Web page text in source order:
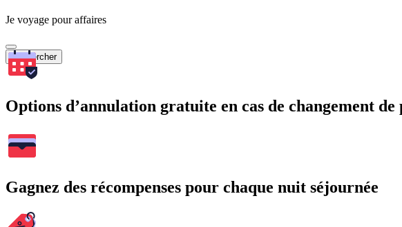
Je voyage pour affaires
Rechercher
Options d’annulation gratuite en cas de changement
Gagnez des récompenses pour chaque nuit séjournée